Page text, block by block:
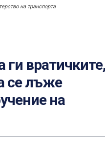
на транспорта
се лъже
на